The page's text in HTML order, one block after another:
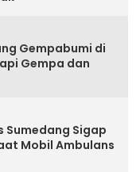
Gempabumi di
Gempa dan
Sigap
Mobil Ambulans